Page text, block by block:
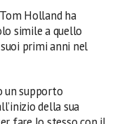
Holland ha
simile a quello
primi anni nel
un supporto
della sua